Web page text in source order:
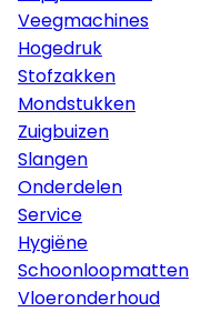
Veegmachines
Hogedruk
Stofzakken
Mondstukken
Zuigbuizen
Slangen
Onderdelen
Service
Hygiëne
Schoonloopmatten
Vloeronderhoud